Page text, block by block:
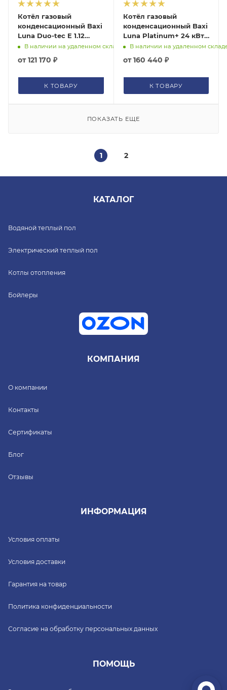
Котёл газовый
конденсационный Baxi
Luna Duo-tec E 1.12
A7720022
В наличии на удаленном складе
от121 170 ₽
К ТОВАРУ
Котёл газовый
конденсационный Baxi
Luna Platinum+ 24 кВт
7219692--
В наличии на удаленном
от160 440 ₽
К ТОВАРУ
ПОКАЗАТЬ ЕЩЕ
1 2
КАТАЛОГ
Водяной теплый пол
Электрический теплый пол
Котлы отопления
Бойлеры
КОМПАНИЯ
О компании
Контакты
Сертификаты
Блог
Отзывы
ИНФОРМАЦИЯ
Условия оплаты
Условия доставки
Гарантия на товар
Политика конфиденциальности
Согласие на обработку персональных данных
ПОМОЩЬ